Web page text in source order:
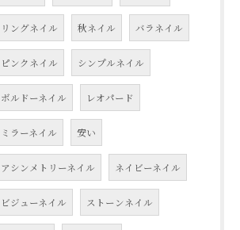
リングネイル 秋ネイル バラネイル
ピンクネイル シンプルネイル
ボルドーネイル レオパード
ミラーネイル 安い
アシンメトリーネイル ネイビーネイル
ビジューネイル ストーンネイル